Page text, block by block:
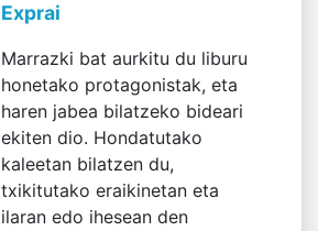
Exprai
Marrazki bat aurkitu du liburu
honetako protagonistak, eta
haren jabea bilatzeko bideari
ekiten dio. Hondatutako
kaleetan bilatzen du,
txikitutako eraikinetan eta
ilaran edo ihesean den